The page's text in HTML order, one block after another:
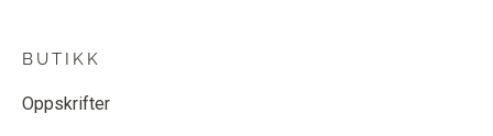
BUTIKK
Oppskrifter